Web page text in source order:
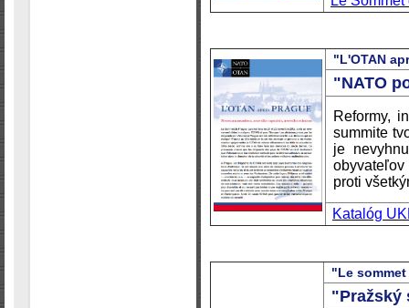
"L'OTAN
"NATO
Reformy,
summite
je
obyvateľov
proti
Katalóg
"Le
"Pražský